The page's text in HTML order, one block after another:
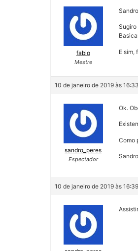
fabio
Mestre
E sim,
10 de janeiro de 2019 às 16:33
sandro_peres
Espectador
Ok.
Como
Sandro
10 de janeiro de 2019 às 16:39